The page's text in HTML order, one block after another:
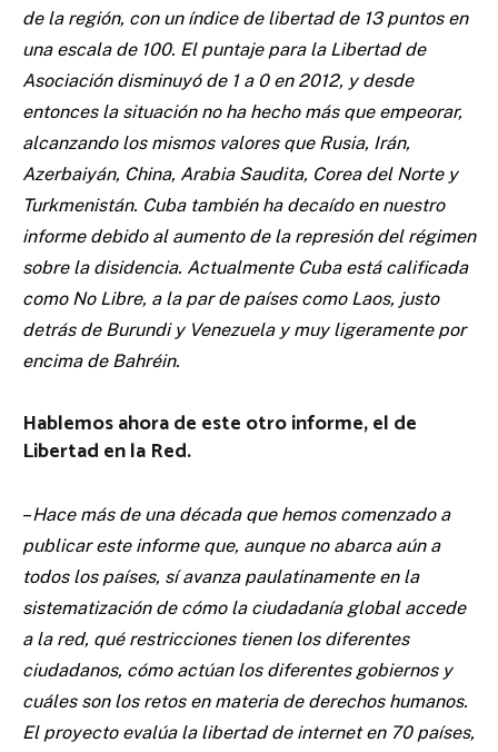
de la región, con un índice de libertad de 13 puntos en
una escala de 100. El puntaje para la Libertad de
Asociación disminuyó de 1 a 0 en 2012, y desde
entonces la situación no ha hecho más que empeorar,
alcanzando los mismos valores que Rusia, Irán,
Azerbaiyán, China, Arabia Saudita, Corea del Norte y
Turkmenistán. Cuba también ha decaído en nuestro
informe debido al aumento de la represión del régimen
sobre la disidencia. Actualmente Cuba está calificada
como No Libre, a la par de países como Laos, justo
detrás de Burundi y Venezuela y muy ligeramente por
encima de Bahréin.
Hablemos ahora de este otro informe, el de
Libertad en la Red.
–Hace más de una década que hemos comenzado a
publicar este informe que, aunque no abarca aún a
todos los países, sí avanza paulatinamente en la
sistematización de cómo la ciudadanía global accede
a la red, qué restricciones tienen los diferentes
ciudadanos, cómo actúan los diferentes gobiernos y
cuáles son los retos en materia de derechos humanos.
El proyecto evalúa la libertad de internet en 70 países,